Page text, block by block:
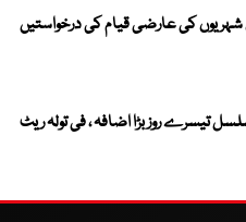
شہریوں کی عارضی قیام کی درخواستیں
تیسرے روز بڑا اضافہ ، فی تولہ ریٹ